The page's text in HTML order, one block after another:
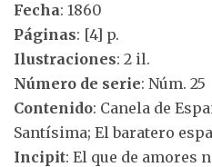
Fecha: 1860
Páginas: [4] p.
Ilustraciones: 2 il.
Número de serie: Núm. 25
Contenido: Canela de
Santísima; El baratero
Incipit: El que de amores